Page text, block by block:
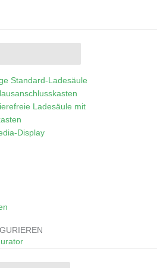
Standard-Ladesäule
Ladesäule mit
Display